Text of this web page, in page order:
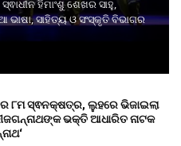
ହିମାଂଶୁ ଶେଖର ସାହୁ,
ସାହିତ୍ୟ ଓ ସଂସ୍କୃତି ବିଭାଗର
୮ମ ସ୍ଵନକ୍ଷତ୍ର, ଲୁହରେ ଭିଜାଇଲା
ଭକ୍ତି ଆଧାରିତ ନାଟକ